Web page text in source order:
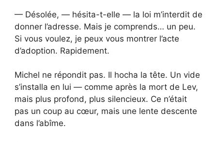
— Désolée, — hésita-t-elle — la loi m’interdit de
donner l’adresse. Mais je comprends… un peu.
Si vous voulez, je peux vous montrer l’acte
d’adoption. Rapidement.
Michel ne répondit pas. Il hocha la tête. Un vide
s’installa en lui — comme après la mort de Lev,
mais plus profond, plus silencieux. Ce n’était
pas un coup au cœur, mais une lente descente
dans l’abîme.